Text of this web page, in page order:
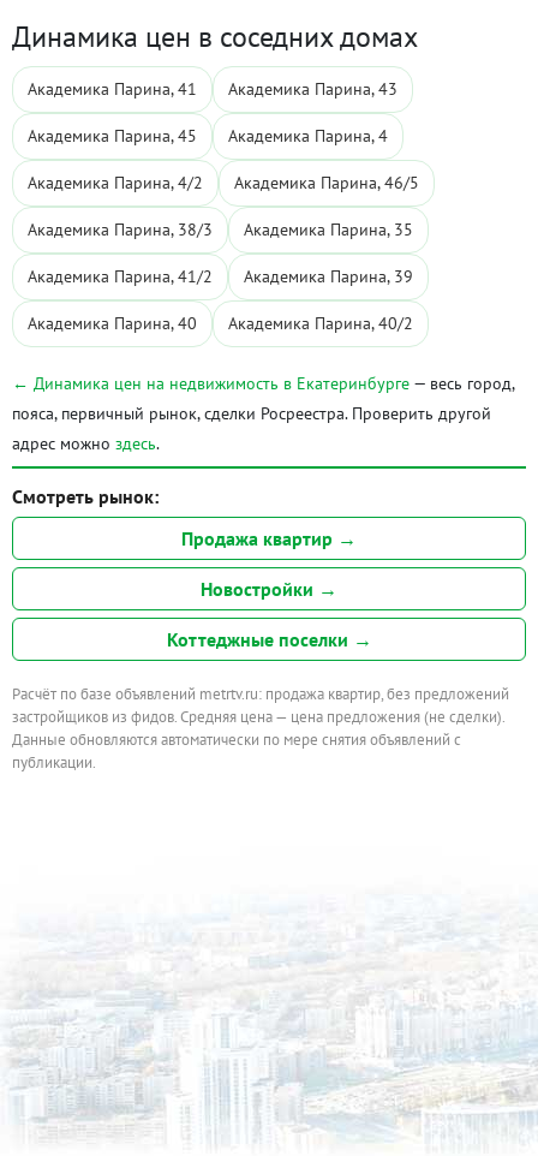
Динамика цен в соседних домах
Академика Парина, 41 Академика Парина, 43
Академика Парина, 45 Академика Парина, 4
Академика Парина, 4/2 Академика Парина, 46/5
Академика Парина, 38/3 Академика Парина, 35
Академика Парина, 41/2 Академика Парина, 39
Академика Парина, 40 Академика Парина, 40/2
← Динамика цен на недвижимость в Екатеринбурге — весь город,
пояса, первичный рынок, сделки Росреестра. Проверить другой
адрес можно здесь.
Смотреть рынок:
Продажа квартир →
Новостройки →
Коттеджные поселки →
Расчёт по базе объявлений metrtv.ru: продажа квартир, без предложений
застройщиков из фидов. Средняя цена — цена предложения (не сделки).
Данные обновляются автоматически по мере снятия объявлений с
публикации.